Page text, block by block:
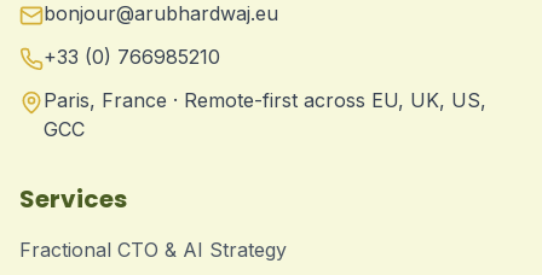
bonjour@arubhardwaj.eu
+33 (0) 766985210
Paris, France · Remote-first across EU, UK, US,
GCC
Services
Fractional CTO & AI Strategy